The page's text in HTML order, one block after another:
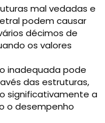
mal vedadas e
podem causar
décimos de
os valores
inadequada pode
das estruturas,
significativamente a
o desempenho